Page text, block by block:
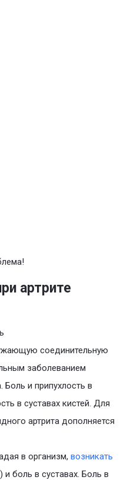
артрите
соединительную
заболеванием
и припухлость в
в суставах кистей. Для
артрита дополняется
в организм, возникать
и боль в суставах. Боль в